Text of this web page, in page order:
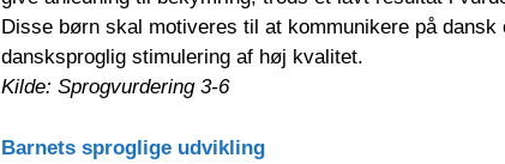
Disse børn skal motiveres til at kommunikere på dansk
dansksproglig stimulering af høj kvalitet.
Kilde: Sprogvurdering 3-6
Barnets sproglige udvikling